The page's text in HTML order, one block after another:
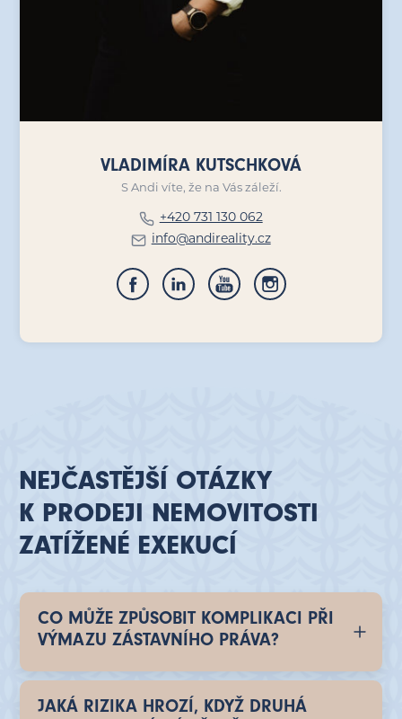
VLADIMÍRA KUTSCHKOVÁ
S Andi víte, že na Vás záleží.
+420 731 130 062
info@andireality.cz
NEJČASTĚJŠÍ OTÁZKY
K PRODEJI NEMOVITOSTI
ZATÍŽENÉ EXEKUCÍ
CO MŮŽE ZPŮSOBIT KOMPLIKACI PŘI
VÝMAZU ZÁSTAVNÍHO PRÁVA?
JAKÁ RIZIKA HROZÍ, KDYŽ DRUHÁ